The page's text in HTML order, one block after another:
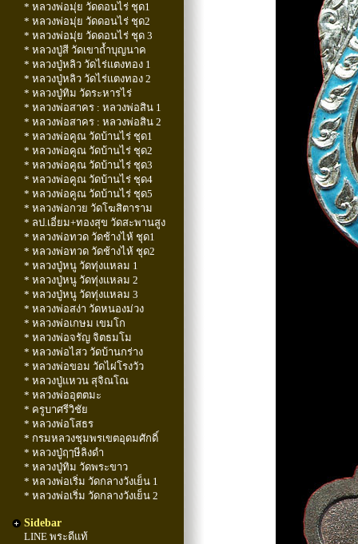
* หลวงพ่อมุ่ย วัดดอนไร่ ชุด1
* หลวงพ่อมุ่ย วัดดอนไร่ ชุด2
* หลวงพ่อมุ่ย วัดดอนไร่ ชุด 3
* หลวงปู่สี วัดเขาถ้ำบุญนาค
* หลวงปู่หลิว วัดไร่แตงทอง 1
* หลวงปู่หลิว วัดไร่แตงทอง 2
* หลวงปู่ทิม วัดระหารไร่
* หลวงพ่อสาคร : หลวงพ่อสิน 1
* หลวงพ่อสาคร : หลวงพ่อสิน 2
* หลวงพ่อคูณ วัดบ้านไร่ ชุด1
* หลวงพ่อคูณ วัดบ้านไร่ ชุด2
* หลวงพ่อคูณ วัดบ้านไร่ ชุด3
* หลวงพ่อคูณ วัดบ้านไร่ ชุด4
* หลวงพ่อคูณ วัดบ้านไร่ ชุด5
* หลวงพ่อกวย วัดโฆสิตาราม
* ลป.เอี่ยม+ทองสุข วัดสะพานสูง
* หลวงพ่อทวด วัดช้างไห้ ชุด1
* หลวงพ่อทวด วัดช้างไห้ ชุด2
* หลวงปู่หนู วัดทุ่งแหลม 1
* หลวงปู่หนู วัดทุ่งแหลม 2
* หลวงปู่หนู วัดทุ่งแหลม 3
* หลวงพ่อสง่า วัดหนองม่วง
* หลวงพ่อเกษม เขมโก
* หลวงพ่อจรัญ จิตธมโม
* หลวงพ่อไสว วัดบ้านกร่าง
* หลวงพ่อขอม วัดไผ่โรงวัว
* หลวงปู่แหวน สุจิณโณ
* หลวงพ่ออุตตมะ
* ครูบาศรีวิชัย
* หลวงพ่อโสธร
* กรมหลวงชุมพรเขตอุดมศักดิ์
* หลวงปู่ฤๅษีลิงดำ
* หลวงปู่ทิม วัดพระขาว
* หลวงพ่อเริ่ม วัดกลางวังเย็น 1
* หลวงพ่อเริ่ม วัดกลางวังเย็น 2
Sidebar
LINE พระดีแท้